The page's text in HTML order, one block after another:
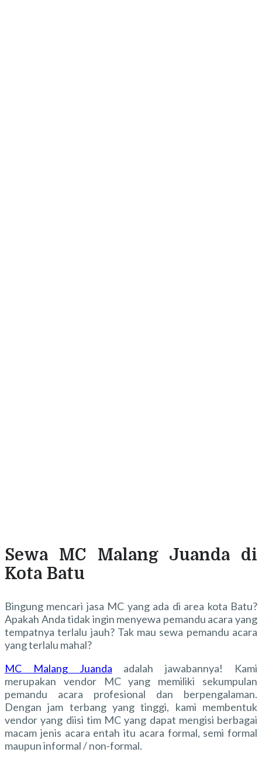
Sewa MC Malang Juanda di
Kota Batu
Bingung mencari jasa MC yang ada di area kota Batu?
Apakah Anda tidak ingin menyewa pemandu acara yang
tempatnya terlalu jauh? Tak mau sewa pemandu acara
yang terlalu mahal?
MC Malang Juanda adalah jawabannya! Kami
merupakan vendor MC yang memiliki sekumpulan
pemandu acara profesional dan berpengalaman.
Dengan jam terbang yang tinggi, kami membentuk
vendor yang diisi tim MC yang dapat mengisi berbagai
macam jenis acara entah itu acara formal, semi formal
maupun informal / non-formal.